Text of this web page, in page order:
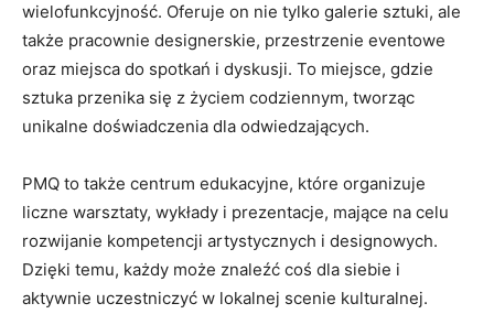
wielofunkcyjność. Oferuje on nie ⁤tylko galerie sztuki, ​ale
także pracownie designerskie, ​przestrzenie ‍eventowe ​
oraz miejsca do spotkań i dyskusji. To miejsce, ⁢gdzie
sztuka przenika się z życiem codziennym, tworząc
unikalne ⁢doświadczenia ⁣dla odwiedzających.
PMQ to także centrum⁤ edukacyjne, które organizuje
liczne warsztaty, wykłady i prezentacje, mające na celu
rozwijanie kompetencji ⁣artystycznych i ⁢designowych.
Dzięki temu, każdy może znaleźć coś ‌dla siebie⁤ i
aktywnie uczestniczyć w lokalnej scenie kulturalnej.